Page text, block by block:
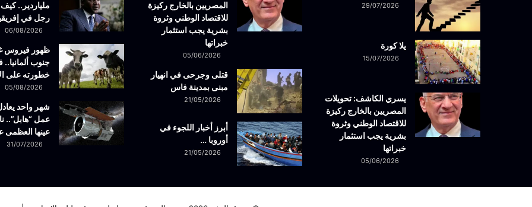
29/07/2026
يلا كورة
15/07/2026
يسري الكاشف: تحويلات
المصريين بالخارج ركيزة
للاقتصاد الوطني وثروة
بشرية يجب استثمار
خبراتها
05/06/2026
المصريين بالخارج ركيزة
للاقتصاد الوطني وثروة
بشرية يجب استثمار
خبراتها
05/06/2026
قتلى وجرحى في انهيار
مبنى بمدينة فاس
21/05/2026
أبرز أخبار اللجوء في
أوروبا …
21/05/2026
ملياردير..
رجل في
06/08/2026
ظهور فيروس
جنوب ألمانيا..
خطورته على
05/08/2026
شهر واحد
عمل “هابل”..
عينها العظمى
31/07/2026